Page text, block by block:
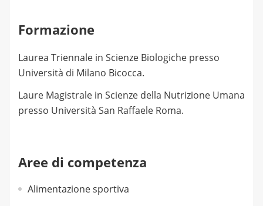
Formazione
Laurea Triennale in Scienze Biologiche presso
Università di Milano Bicocca.
Laure Magistrale in Scienze della Nutrizione Umana
presso Università San Raffaele Roma.
Aree di competenza
Alimentazione sportiva